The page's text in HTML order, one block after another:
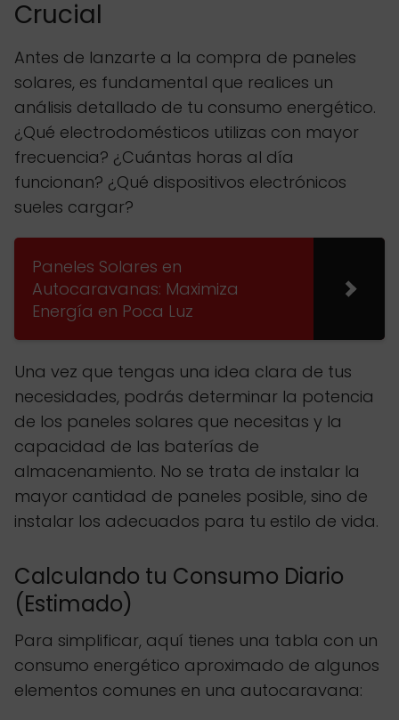
Crucial
Antes de lanzarte a la compra de paneles
solares, es fundamental que realices un
análisis detallado de tu consumo energético.
¿Qué electrodomésticos utilizas con mayor
frecuencia? ¿Cuántas horas al día
funcionan? ¿Qué dispositivos electrónicos
sueles cargar?
Paneles Solares en
Autocaravanas: Maximiza
Energía en Poca Luz
Una vez que tengas una idea clara de tus
necesidades, podrás determinar la potencia
de los paneles solares que necesitas y la
capacidad de las baterías de
almacenamiento. No se trata de instalar la
mayor cantidad de paneles posible, sino de
instalar los adecuados para tu estilo de vida.
Calculando tu Consumo Diario
(Estimado)
Para simplificar, aquí tienes una tabla con un
consumo energético aproximado de algunos
elementos comunes en una autocaravana: